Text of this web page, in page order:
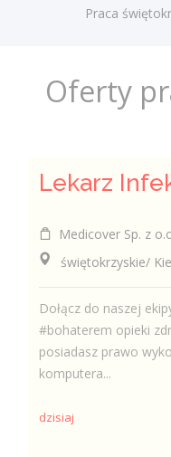
Praca
Oferty
Medicover Sp. z
świętokrzyskie/
Dołącz do naszej
#bohaterem opieki
posiadasz prawo
komputera...
dzisiaj